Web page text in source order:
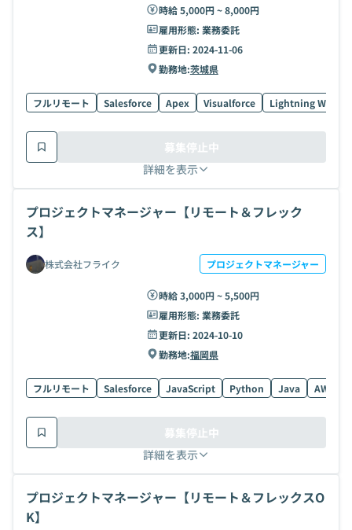
時給 5,000円 ~ 8,000円
雇用形態: 業務委託
更新日: 2024-11-06
勤務地:茨城県
フルリモート Salesforce Apex Visualforce Lightning Web
詳細を表示
募集停止中
プロジェクトマネージャー【リモート＆フレック
ス】
株式会社フライク プロジェクトマネージャー
時給 3,000円 ~ 5,500円
雇用形態: 業務委託
更新日: 2024-10-10
勤務地:福岡県
フルリモート Salesforce JavaScript Python Java AWS
詳細を表示
募集停止中
プロジェクトマネージャー【リモート＆フレックスO
K】